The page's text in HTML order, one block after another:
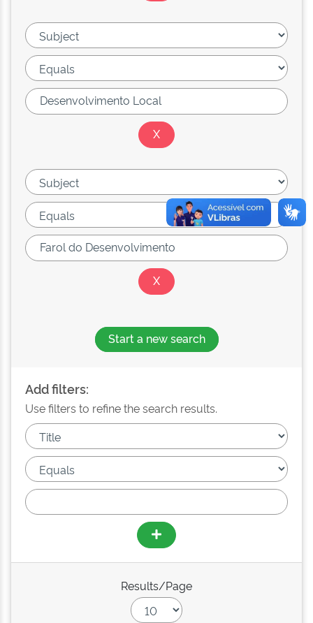
Start a new search
Add filters:
Use filters to refine the search results.
Results/Page